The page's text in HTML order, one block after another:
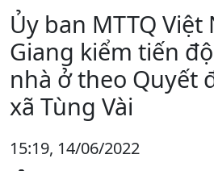
Ủy ban MTTQ
Giang kiểm tiến
nhà ở theo Quyết
xã Tùng Vài
15:19, 14/06/2022